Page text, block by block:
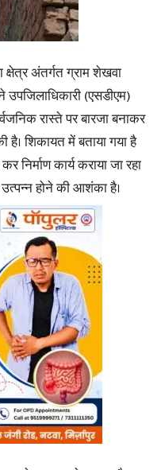
क्षेत्र अंतर्गत ग्राम शेखवा
उपजिलाधिकारी (एसडीएम)
रास्ते पर बारजा बनाकर
है। शिकायत में बताया गया है
निर्माण कार्य कराया जा रहा
होने की आशंका है।